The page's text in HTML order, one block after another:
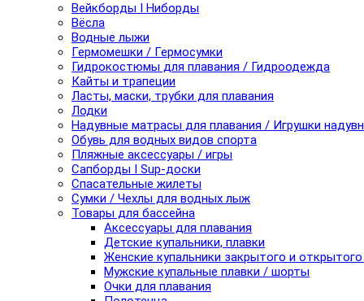
Вейкборды I Ниборды
Вёсла
Водные лыжи
Гермомешки / Гермосумки
Гидрокостюмы для плавания / Гидроодежда
Кайты и трапеции
Ласты, маски, трубки для плавания
Лодки
Надувные матрасы для плавания / Игрушки
Обувь для водных видов спорта
Пляжные аксессуары / игры
Сапборды I Sup-доски
Спасательные жилеты
Сумки / Чехлы для водных лыж
Товары для бассейна
Аксессуары для плавания
Детские купальники, плавки
Женские купальники закрытого и
Мужские купальные плавки / шорты
Очки для плавания